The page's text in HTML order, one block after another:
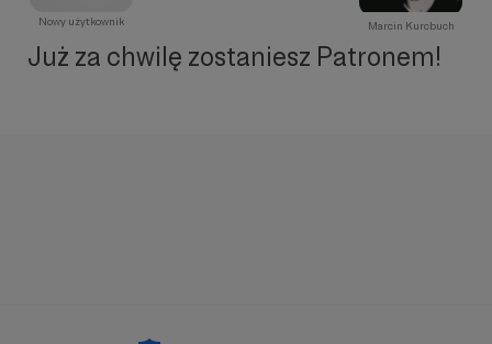
Nowy użytkownik Marcin Kurcbuch
Już za chwilę zostaniesz Patronem!